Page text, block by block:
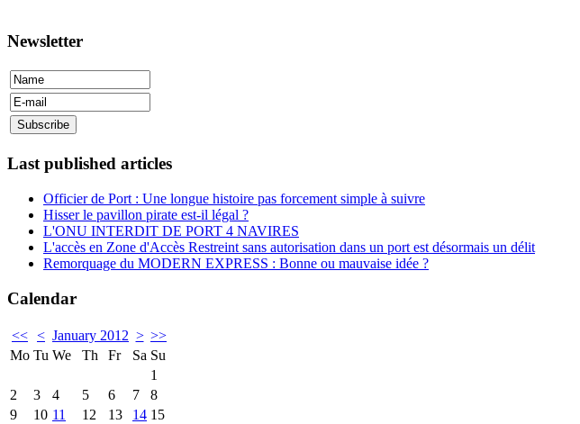
Newsletter
Last published articles
Officier de Port : Une longue histoire pas forcement simple à suivre
Hisser le pavillon pirate est-il légal ?
L'ONU INTERDIT DE PORT 4 NAVIRES
L'accès en Zone d'Accès Restreint sans autorisation dans un port est désormais un délit
Remorquage du MODERN EXPRESS : Bonne ou mauvaise idée ?
Calendar
<< < January 2012 > >>
Mo Tu We Th Fr Sa Su
1
2
3 4 5 6 7
8
9
10 11 12 13 14 15